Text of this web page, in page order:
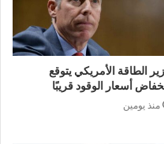
الطاقة الأمريكي يتوقع
أسعار الوقود قريبًا
منذ يومين